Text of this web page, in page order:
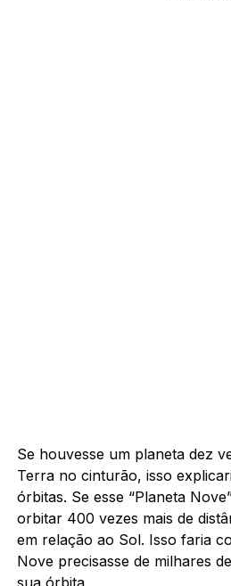
Se houvesse um planeta dez
Terra no cinturão, isso
órbitas. Se esse “Planeta
orbitar 400 vezes mais de
em relação ao Sol. Isso faria
Nove precisasse de milhares
sua órbita.